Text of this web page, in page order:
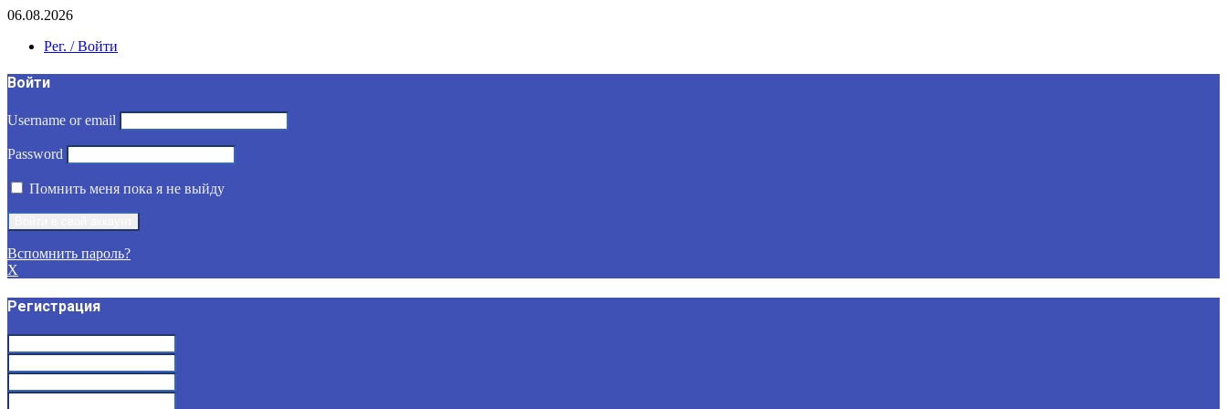
06.08.2026
Рег. / Войти
Войти
Username or email
Password
Помнить меня пока я не выйду
Вспомнить пароль?
X
Регистрация